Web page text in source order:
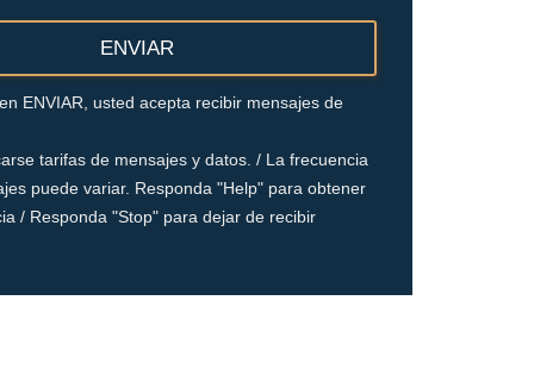
ENVIAR, usted acepta recibir mensajes de
tarifas de mensajes y datos. / La frecuencia
puede variar. Responda "Help" para obtener
/ Responda "Stop" para dejar de recibir